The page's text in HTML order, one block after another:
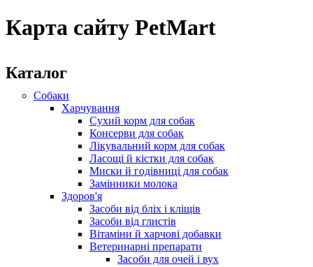
Карта сайту PetMart
Каталог
Собаки
Харчування
Сухий корм для собак
Консерви для собак
Лікувальний корм для собак
Ласощі й кістки для собак
Миски й годівниці для собак
Замінники молока
Здоров'я
Засоби від бліх і кліщів
Засоби від глистів
Вітаміни й харчові добавки
Ветеринарні препарати
Засоби для очей і вух